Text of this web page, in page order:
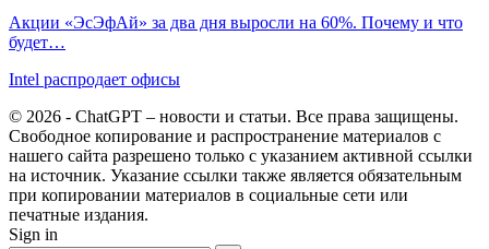
Акции «ЭсЭфАй» за два дня выросли на 60%. Почему и что
будет…
Intel распродает офисы
© 2026 - ChatGPT – новости и статьи. Все права защищены.
Свободное копирование и распространение материалов с
нашего сайта разрешено только с указанием активной ссылки
на источник. Указание ссылки также является обязательным
при копировании материалов в социальные сети или
печатные издания.
Sign in